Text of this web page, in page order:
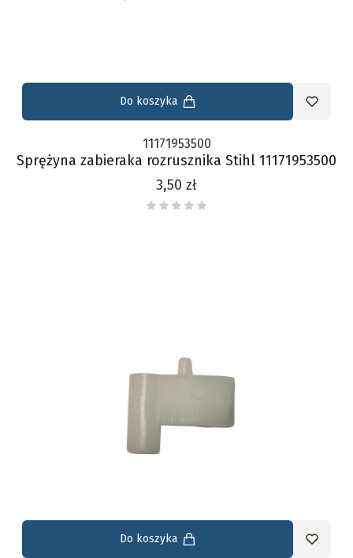
Do koszyka
11171953500
Sprężyna zabieraka rozrusznika Stihl 11171953500
Cena
3,50 zł
Do koszyka